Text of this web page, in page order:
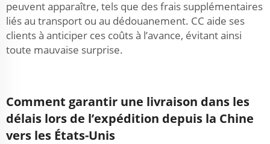
peuvent apparaître, tels que des frais supplémentaires
liés au transport ou au dédouanement. CC aide ses
clients à anticiper ces coûts à l’avance, évitant ainsi
toute mauvaise surprise.
Comment garantir une livraison dans les
délais lors de l’expédition depuis la Chine
vers les États-Unis